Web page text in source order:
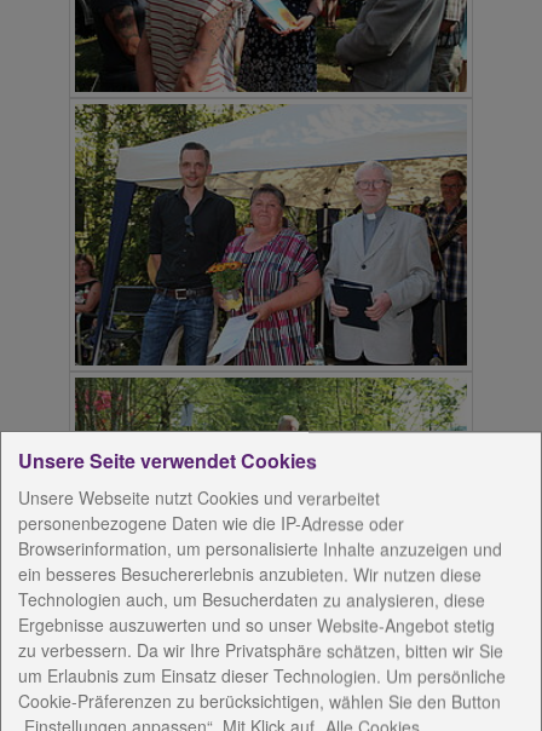
Unsere Seite verwendet Cookies
Unsere Webseite nutzt Cookies und verarbeitet
personenbezogene Daten wie die IP-Adresse oder
Browserinformation, um personalisierte Inhalte anzuzeigen und
ein besseres Besuchererlebnis anzubieten. Wir nutzen diese
Technologien auch, um Besucherdaten zu analysieren, diese
Ergebnisse auszuwerten und so unser Website-Angebot stetig
zu verbessern. Da wir Ihre Privatsphäre schätzen, bitten wir Sie
um Erlaubnis zum Einsatz dieser Technologien. Um persönliche
Cookie-Präferenzen zu berücksichtigen, wählen Sie den Button